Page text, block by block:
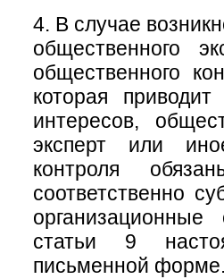
4. В случае
общественного
общественного
которая
интересов,
эксперт или
контроля
соответственно
статьи 9
письменной форме.